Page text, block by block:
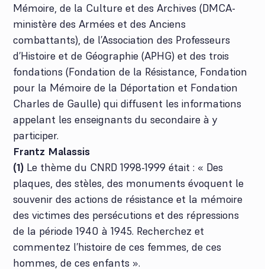
Mémoire, de la Culture et des Archives (DMCA-
ministère des Armées et des Anciens
combattants), de l’Association des Professeurs
d’Histoire et de Géographie (APHG) et des trois
fondations (Fondation de la Résistance, Fondation
pour la Mémoire de la Déportation et Fondation
Charles de Gaulle) qui diffusent les informations
appelant les enseignants du secondaire à y
participer.
Frantz Malassis
(1) Le thème du CNRD 1998-1999 était : « Des
plaques, des stèles, des monuments évoquent le
souvenir des actions de résistance et la mémoire
des victimes des persécutions et des répressions
de la période 1940 à 1945. Recherchez et
commentez l’histoire de ces femmes, de ces
hommes, de ces enfants ».